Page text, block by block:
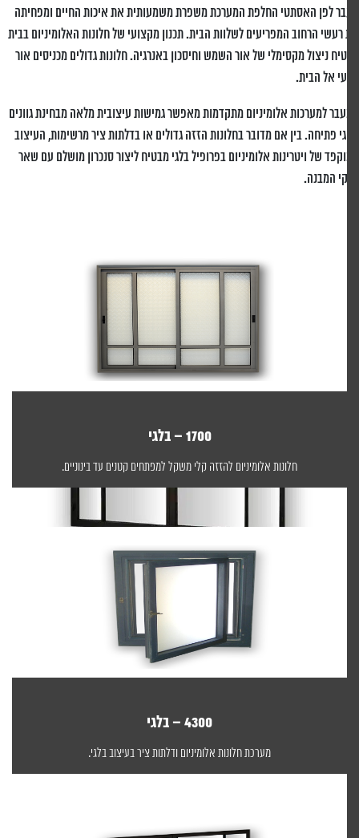
לפן האסתטי החלפת המערכת משפרת משמעותית את איכות החיים ומפחיתה
הרחוב המפריעים לשלוות הבית. תכנון מקצועי של חלונות האלומיניום בבית
ניצול מקסימלי של אור השמש וחיסכון באנרגיה. חלונות גדולים מכניסים אור
אל הבית.
למערכות אלומיניום מתקדמות מאפשר גמישות עיצובית מלאה מבחינת גוונים
פתיחה. בין אם מדובר בחלונות הזזה גדולים או בדלתות ציר מרשימות, העיצוב
של ויטרינות אלומיניום בפרופיל בלגי מבטיח ליצור סנכרון מושלם עם שאר
המבנה.
1700 – בלגי
חלונות אלומיניום להזזה קלי משקל למפתחים קטנים עד בינוניים.
4300 – בלגי
מערכת חלונות אלומיניום ודלתות ציר בעיצוב בלגי.